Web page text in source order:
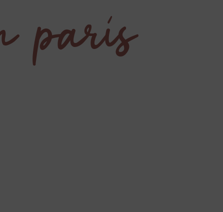
parís